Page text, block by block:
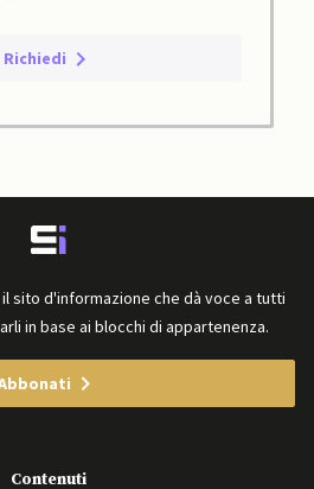
Richiedi
sito d'informazione che dà voce a tutti
in base ai blocchi di appartenenza.
Contenuti